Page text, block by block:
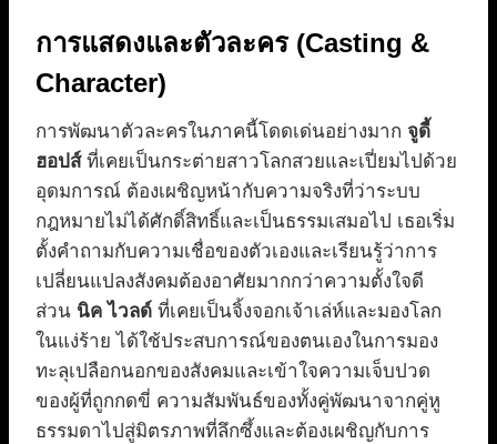
การแสดงและตัวละคร (Casting &
Character)
การพัฒนาตัวละครในภาคนี้โดดเด่นอย่างมาก จูดี้
ฮอปส์ที่เคยเป็นกระต่ายสาวโลกสวยและเปี่ยมไปด้วย
อุดมการณ์ ต้องเผชิญหน้ากับความจริงที่ว่าระบบ
กฎหมายไม่ได้ศักดิ์สิทธิ์และเป็นธรรมเสมอไป เธอเริ่ม
ตั้งคำถามกับความเชื่อของตัวเองและเรียนรู้ว่าการ
เปลี่ยนแปลงสังคมต้องอาศัยมากกว่าความตั้งใจดี
ส่วน นิค ไวลด์ ที่เคยเป็นจิ้งจอกเจ้าเล่ห์และมองโลก
ในแง่ร้าย ได้ใช้ประสบการณ์ของตนเองในการมอง
ทะลุเปลือกนอกของสังคมและเข้าใจความเจ็บปวด
ของผู้ที่ถูกกดขี่ ความสัมพันธ์ของทั้งคู่พัฒนาจากคู่หู
ธรรมดาไปสู่มิตรภาพที่ลึกซึ้งและต้องเผชิญกับการ